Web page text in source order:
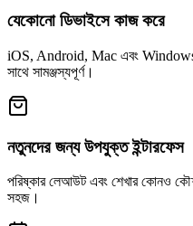
যেকোনো ডিভাইসে কাজ করে
iOS, Android, Mac এবং Windows
সাথে সামঞ্জস্যপূর্ণ।
নতুনদের জন্য উপযুক্ত ইন্টারফেস
পরিষ্কার লেআউট এবং শেখার কোনও
সহজ।